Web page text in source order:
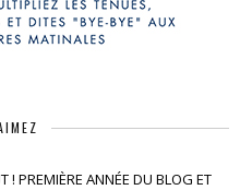
! PREMIÈRE ANNÉE DU BLOG ET